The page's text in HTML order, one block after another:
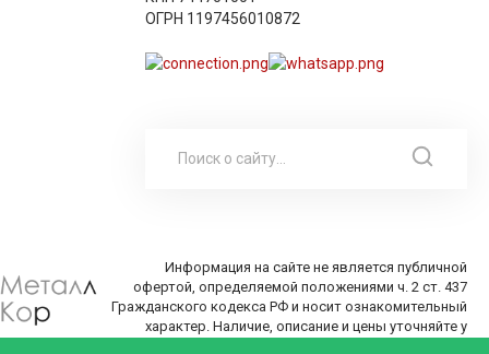
ОГРН 1197456010872
Информация на сайте не является публичной
офертой, определяемой положениями ч. 2 ст. 437
Гражданского кодекса РФ и носит ознакомительный
характер. Наличие, описание и цены уточняйте у